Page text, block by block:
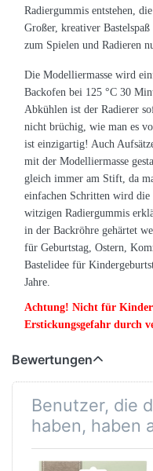
Radiergummis entstehen,
Großer, kreativer
zum Spielen und Radieren
Die Modelliermasse wird
Backofen bei 125 °C 30
Abkühlen ist der Radierer
nicht brüchig, wie man es
ist einzigartig! Auch
mit der Modelliermasse
gleich immer am Stift, da
einfachen Schritten wird
witzigen Radiergummis
in der Backröhre gehärtet
für Geburtstag, Ostern,
Bastelidee für
Jahre.
Achtung! Nicht für Kinder
Erstickungsgefahr durch
Bewertungen
Benutzer, die
haben, haben